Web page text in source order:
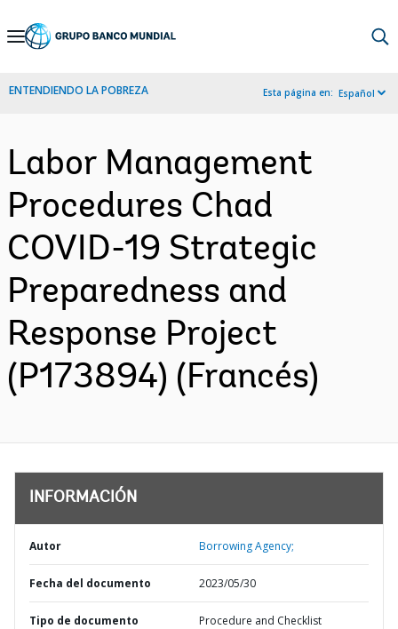
Skip
Navigation
ENTENDIENDO LA POBREZA Esta página en: Español
Labor Management
Procedures Chad
COVID-19 Strategic
Preparedness and
Response Project
(P173894) (Francés)
INFORMACIÓN
Autor Borrowing Agency;
Fecha del documento 2023/05/30
Tipo de documento Procedure and Checklist